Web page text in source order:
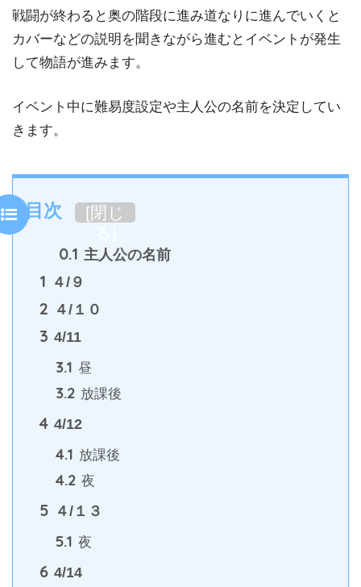
戦闘が終わると奥の階段に進み道なりに進んでいくと
カバーなどの説明を聞きながら進むとイベントが発生
して物語が進みます。
イベント中に難易度設定や主人公の名前を決定してい
きます。
目次 [閉じ
0.1 主人公の名前
1 ４/９
2 ４/１０
3 4/11
3.1 昼
3.2 放課後
4 4/12
4.1 放課後
4.2 夜
5 ４/１３
5.1 夜
6 4/14